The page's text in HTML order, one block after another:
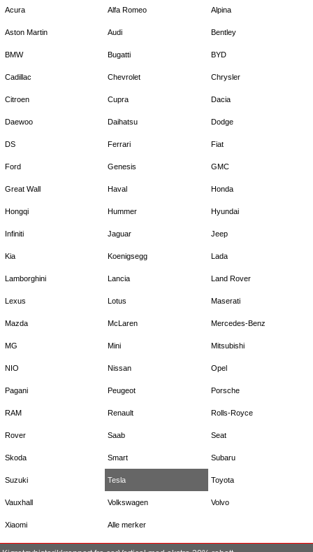
Acura Alfa Romeo Alpina
Aston Martin Audi Bentley
BMW Bugatti BYD
Cadillac Chevrolet Chrysler
Citroen Cupra Dacia
Daewoo Daihatsu Dodge
DS Ferrari Fiat
Ford Genesis GMC
Great Wall Haval Honda
Hongqi Hummer Hyundai
Infiniti Jaguar Jeep
Kia Koenigsegg Lada
Lamborghini Lancia Land Rover
Lexus Lotus Maserati
Mazda McLaren Mercedes-Benz
MG Mini Mitsubishi
NIO Nissan Opel
Pagani Peugeot Porsche
RAM Renault Rolls-Royce
Rover Saab Seat
Skoda Smart Subaru
Suzuki Tesla Toyota
Vauxhall Volkswagen Volvo
Xiaomi Alle merker